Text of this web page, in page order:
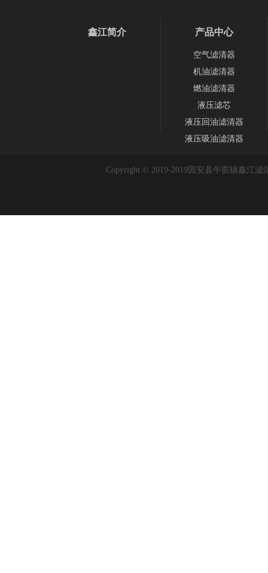
鑫江简介 产品中心
空气滤清器
机油滤清器
燃油滤清器
液压滤芯
液压回油滤清器
液压吸油滤清器
Copyright © 2019-2019 固安县牛驼镇鑫江滤